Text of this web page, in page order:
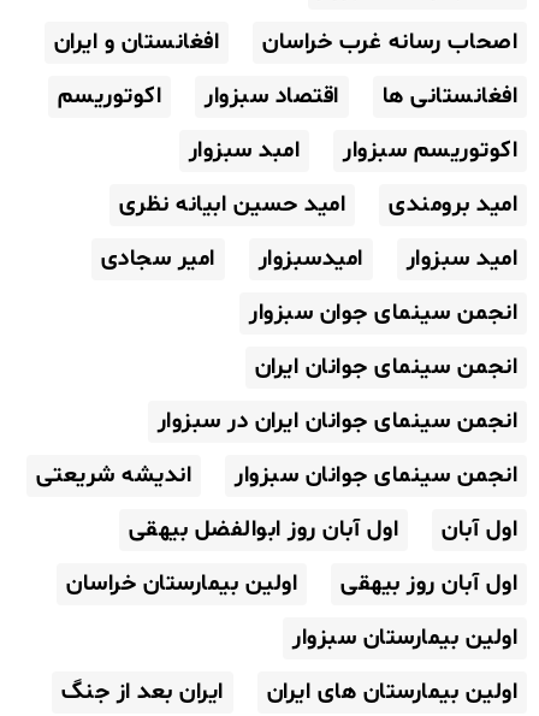
اصحاب رسانه غرب خراسان
افغانستان و ایران
افغانستانی ها
اقتصاد سبزوار
اکوتوریسم
اکوتوریسم سبزوار
امبد سبزوار
امید برومندی
امید حسین ابیانه نظری
امید سبزوار
امیدسبزوار
امیر سجادی
انجمن سینمای جوان سبزوار
انجمن سینمای جوانان ایران
انجمن سینمای جوانان ایران در سبزوار
انجمن سینمای جوانان سبزوار
اندیشه شریعتی
اول آبان
اول آبان روز ابوالفضل بیهقی
اول آبان روز بیهقی
اولین بیمارستان خراسان
اولین بیمارستان سبزوار
اولین بیمارستان های ایران
ایران بعد از جنگ